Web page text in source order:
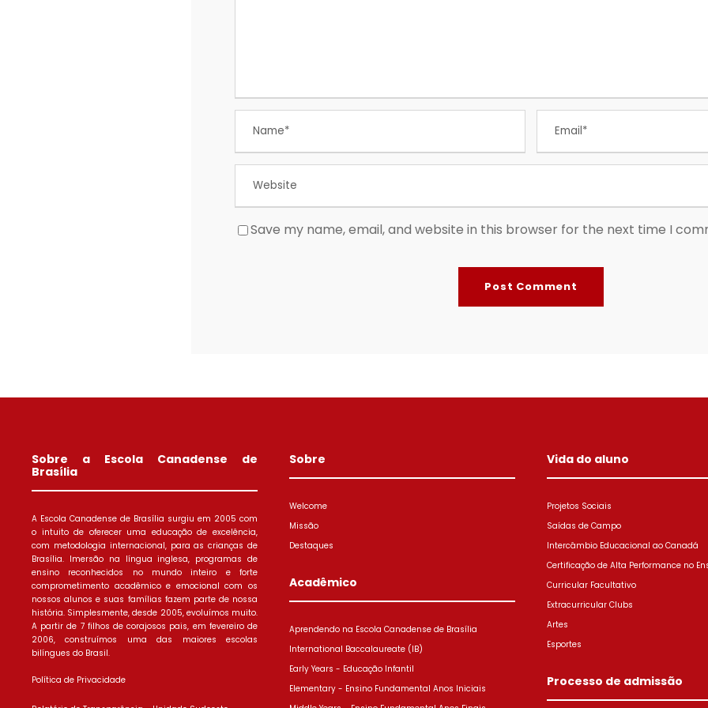
Save my name, email, and website in this browser for the next time I
Sobre a Escola Canadense de
Brasília
A Escola Canadense de Brasília surgiu em 2005 com
o intuito de oferecer uma educação de excelência,
com metodologia internacional, para as crianças de
Brasília. Imersão na língua inglesa, programas de
ensino reconhecidos no mundo inteiro e forte
comprometimento acadêmico e emocional com os
nossos alunos e suas famílias fazem parte de nossa
história. Simplesmente, desde 2005, evoluímos muito.
A partir de 7 filhos de corajosos pais, em fevereiro de
2006, construímos uma das maiores escolas
bilíngues do Brasil.
Política de Privacidade
Sobre
Welcome
Missão
Destaques
Acadêmico
Aprendendo na Escola Canadense de Brasília
International Baccalaureate (IB)
Early Years - Educação Infantil
Elementary - Ensino Fundamental Anos Iniciais
Vida do aluno
Projetos Sociais
Saídas de Campo
Intercâmbio Educacional ao Canadá
Certificação de Alta Performance no
Curricular Facultativo
Extracurricular Clubs
Artes
Esportes
Processo de admissão